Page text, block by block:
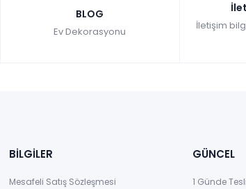
BLOG
Ev Dekorasyonu
İletişim
BİLGİLER
Mesafeli Satış Sözleşmesi
GÜNCEL
1 Günde